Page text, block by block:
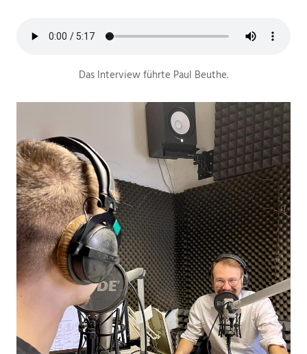
Das Interview führte Paul Beuthe.